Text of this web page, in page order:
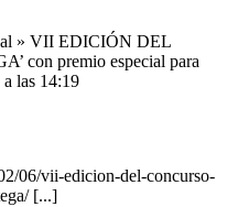
» VII EDICIÓN DEL
con premio especial para
las 14:19
06/vii-edicion-del-concurso-
[...]